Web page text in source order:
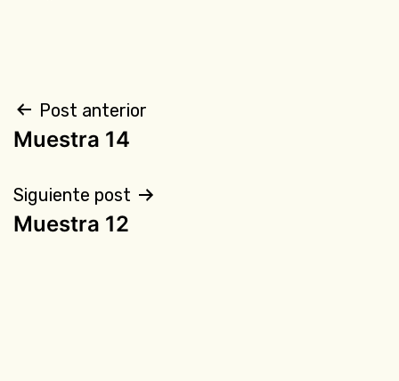
Navegación
de
entradas
Post anterior
Muestra 14
Siguiente post
Muestra 12